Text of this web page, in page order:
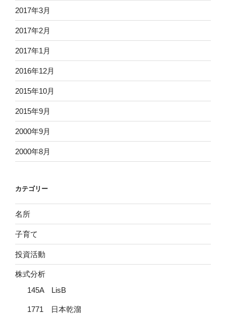
2017年3月
2017年2月
2017年1月
2016年12月
2015年10月
2015年9月
2000年9月
2000年8月
カテゴリー
名所
子育て
投資活動
株式分析
145A LisB
1771 日本乾溜